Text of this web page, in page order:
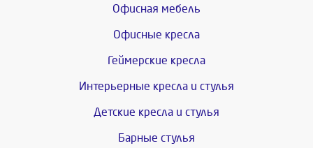
Офисная мебель
Офисные кресла
Геймерские кресла
Интерьерные кресла и стулья
Детские кресла и стулья
Барные стулья